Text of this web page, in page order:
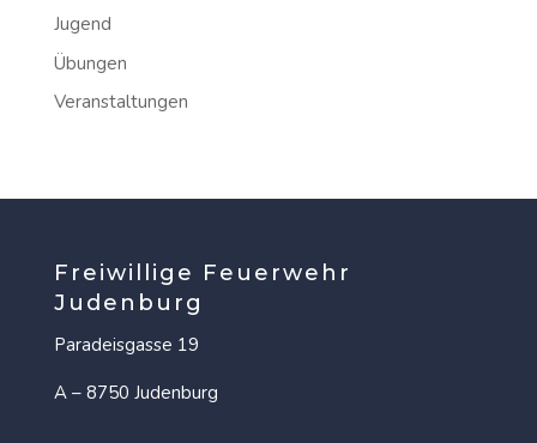
Jugend
Übungen
Veranstaltungen
Freiwillige Feuerwehr
Judenburg
Paradeisgasse 19
A – 8750 Judenburg